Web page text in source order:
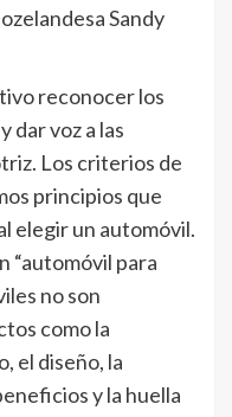
Sandy
reconocer los
dar voz a las
Los criterios de
principios que
elegir un automóvil.
“automóvil para
no son
como la
el diseño, la
y la huella